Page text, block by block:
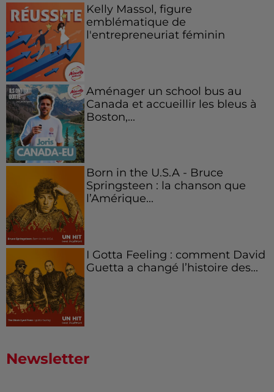
Kelly Massol, figure
emblématique de
l'entrepreneuriat féminin
Aménager un school bus au
Canada et accueillir les bleus à
Boston,...
Born in the U.S.A - Bruce
Springsteen : la chanson que
l’Amérique...
I Gotta Feeling : comment David
Guetta a changé l’histoire des...
Newsletter